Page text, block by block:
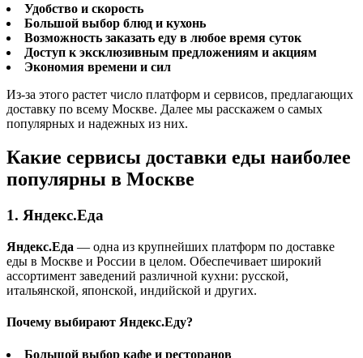
Удобство и скорость
Большой выбор блюд и кухонь
Возможность заказать еду в любое время суток
Доступ к эксклюзивным предложениям и акциям
Экономия времени и сил
Из-за этого растет число платформ и сервисов, предлагающих
доставку по всему Москве. Далее мы расскажем о самых
популярных и надежных из них.
Какие сервисы доставки еды наиболее
популярны в Москве
1. Яндекс.Еда
Яндекс.Еда — одна из крупнейших платформ по доставке
еды в Москве и России в целом. Обеспечивает широкий
ассортимент заведений различной кухни: русской,
итальянской, японской, индийской и других.
Почему выбирают Яндекс.Еду?
Большой выбор кафе и ресторанов